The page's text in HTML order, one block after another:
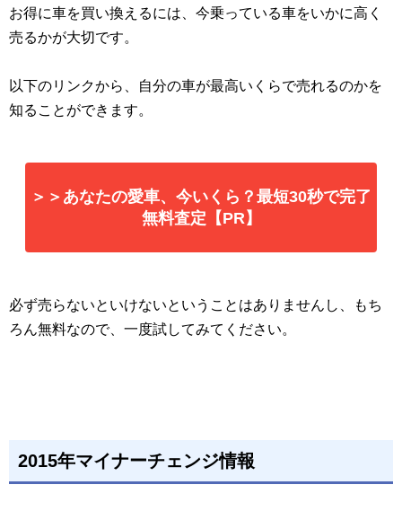
お得に車を買い換えるには、今乗っている車をいかに高く
売るかが大切です。
以下のリンクから、自分の車が最高いくらで売れるのかを
知ることができます。
＞＞あなたの愛車、今いくら？最短30秒で完了
無料査定【PR】
必ず売らないといけないということはありませんし、もち
ろん無料なので、一度試してみてください。
2015年マイナーチェンジ情報